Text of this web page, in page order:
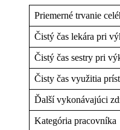
Priemerné trvanie
Čistý čas lekára pri
Čistý čas sestry pri
Čisty čas využitia
Ďalší vykonávajúci
Kategória pracovníka